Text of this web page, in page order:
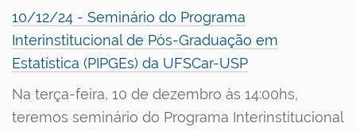
10/12/24 - Seminário do Programa
Interinstitucional de Pós-Graduação em
Estatística (PIPGEs) da UFSCar-USP
Na terça-feira, 10 de dezembro às 14:00hs,
teremos seminário do Programa Interinstitucional